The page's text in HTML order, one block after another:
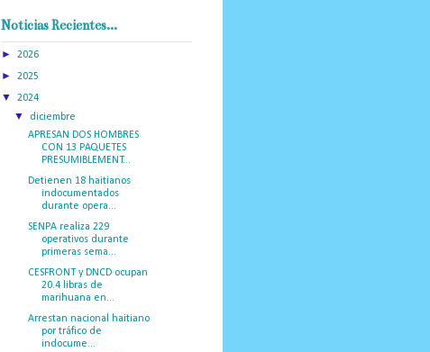
Noticias Recientes...
► 2026
► 2025
▼ 2024
▼ diciembre
APRESAN DOS HOMBRES
CON 13 PAQUETES
PRESUMIBLEMENT...
Detienen 18 haitianos
indocumentados
durante opera...
SENPA realiza 229
operativos durante
primeras sema...
CESFRONT y DNCD ocupan
20.4 libras de
marihuana en...
Arrestan nacional haitiano
por tráfico de
indocume...